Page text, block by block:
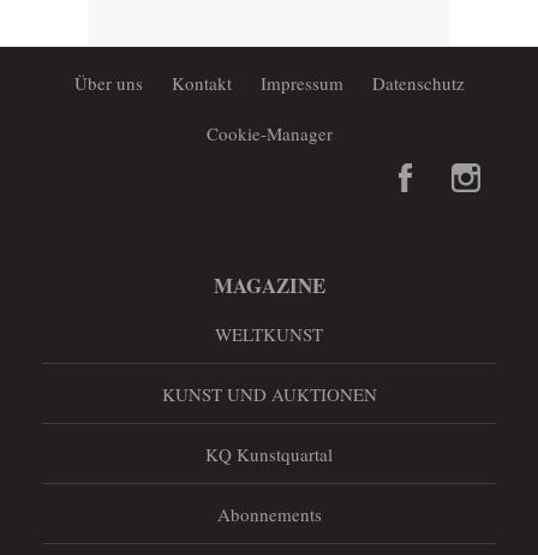
Über uns Kontakt Impressum Datenschutz
Cookie-Manager
MAGAZINE
WELTKUNST
KUNST UND AUKTIONEN
KQ Kunstquartal
Abonnements